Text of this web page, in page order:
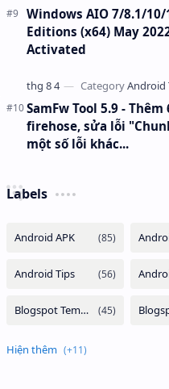
Windows AIO 7/8.1/
Editions (x64) May
Activated
SamFw Tool 5.9 -
firehose, sửa lỗi
một số lỗi khác...
Labels